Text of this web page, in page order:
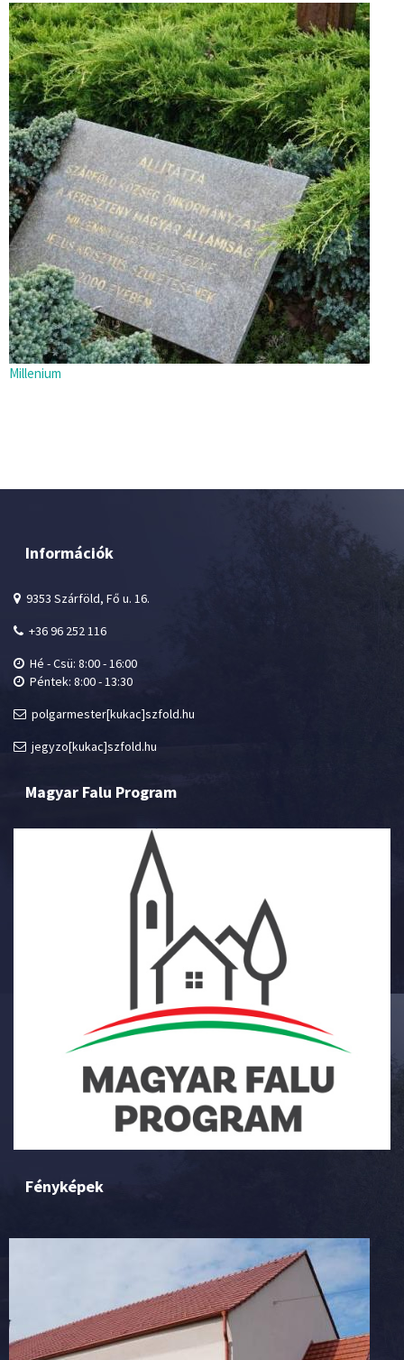
Millenium
Információk
9353 Szárföld, Fő u. 16.
+36 96 252 116
Hé - Csü: 8:00 - 16:00
Péntek: 8:00 - 13:30
polgarmester[kukac]szfold.hu
jegyzo[kukac]szfold.hu
Magyar Falu Program
Fényképek